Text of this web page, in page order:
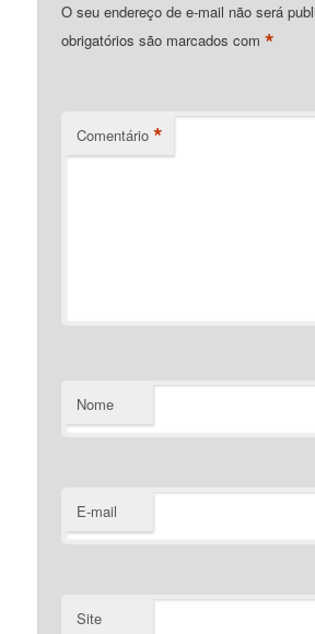
O seu endereço de e-mail não será
obrigatórios são marcados com*
Comentário *
Nome
E-mail
Site